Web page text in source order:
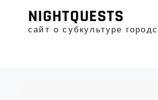
содержимому
NIGHTQUESTS
сайт о субкультуре